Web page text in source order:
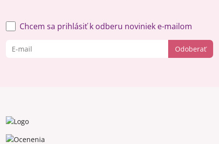
Odoberať
Chcem sa prihlásiť k odberu noviniek e-mailom